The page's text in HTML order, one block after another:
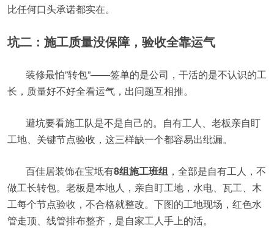
比任何口头承诺都实在。
坑二：施工质量没保障，验收全靠运气
装修最怕”转包”——签单的是公司，干活的是不认识的工
长，质量好不好全看运气，出问题互相推。
避坑要看施工队是不是自己的。自有工人、老板亲自盯
工地、关键节点验收，这三样缺一个都容易出纰漏。
百佳居装饰在宝坻有8组施工班组 ，全部是自有工人，不
做工长转包。老板是本地人，亲自盯工地，水电、瓦工、木
工每个节点验收，不合格就整改。下图的工地现场，红色水
管走顶、线管排布整齐，是自家工人手上的活。